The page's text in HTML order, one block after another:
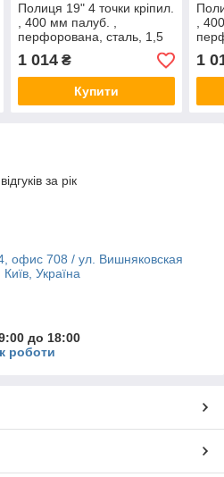
Полиця 19" 4 точки кріпил.
, 400 мм палуб. ,
перфорована, сталь, 1,5
мм, сіра.
1 014₴
Купити
,
мм,
1
за рік
офис 708 / ул. Вишняковская
Україна
до 18:00
роботи